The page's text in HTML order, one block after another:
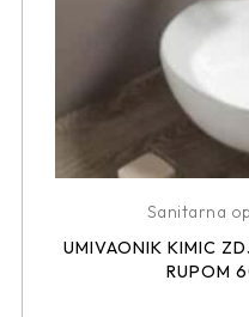
Sanitarna
UMIVAONIK KIMIC
RUPOM